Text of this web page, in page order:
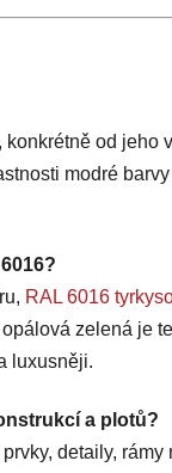
od jeho
modré
RAL 6016
zelená je
luxusněji.
a plotů?
detaily,